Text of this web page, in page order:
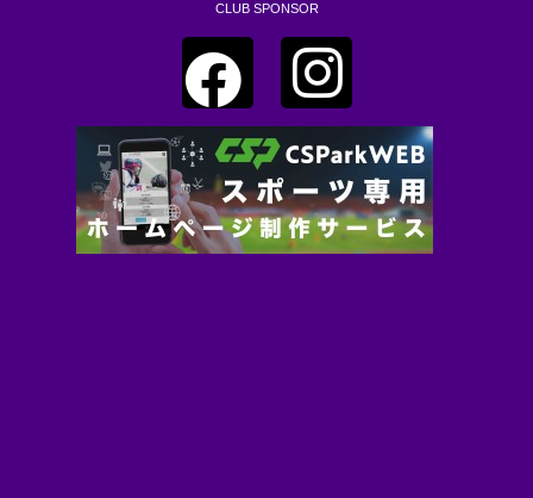
CLUB SPONSOR